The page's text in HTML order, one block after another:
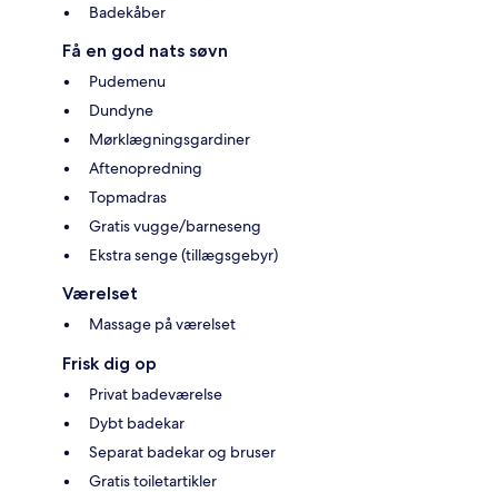
Badekåber
Få en god nats søvn
Pudemenu
Dundyne
Mørklægningsgardiner
Aftenopredning
Topmadras
Gratis vugge/barneseng
Ekstra senge (tillægsgebyr)
Værelset
Massage på værelset
Frisk dig op
Privat badeværelse
Dybt badekar
Separat badekar og bruser
Gratis toiletartikler